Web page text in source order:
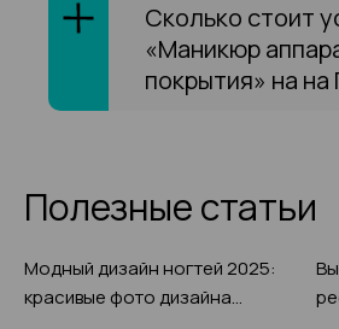
Сколько стоит
«Маникюр
покрытия» на на
Полезные статьи
Модный дизайн ногтей 2025:
красивые фото дизайна